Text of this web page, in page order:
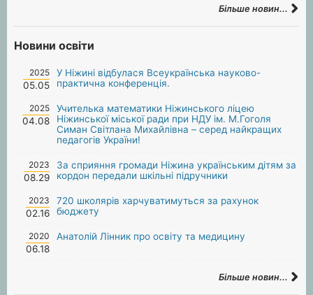
Більше новин...
Новини освіти
2025
05.05
У Ніжині відбулася Всеукраїнська науково-
практична конференція.
2025
04.08
Учителька математики Ніжинського ліцею
Ніжинської міської ради при НДУ ім. М.Гоголя
Симан Світлана Михайлівна – серед найкращих
педагогів України!
2023
08.29
За сприяння громади Ніжина українським дітям за
кордон передали шкільні підручники
2023
02.16
720 школярів харчуватимуться за рахунок
бюджету
2020
06.18
Анатолій Лінник про освіту та медицину
Більше новин...